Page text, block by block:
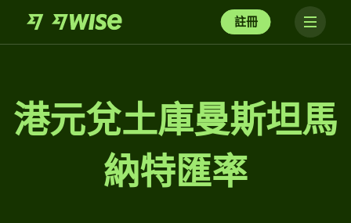
註冊
港元兌土庫曼斯坦馬
納特匯率